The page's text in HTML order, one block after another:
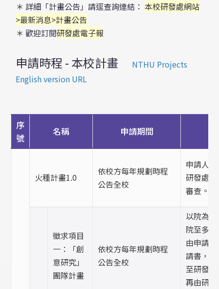
＊ 詳細「計畫公告」請逕查詢連結：本校研發處網站
>最新消息>計畫公告
＊ 歡迎訂閱研發處電子報
申請時程 - 本校計畫
NTHU Projects
English version URL
序
號
名稱 申請期間
火種計畫1.0
依校方每年規劃時程
公告全校
申請人
研發處
審查。
徵求項目
一：「創
意研究」
團隊計畫
依校方每年規劃時程
公告全校
以院為
院至多
由申請
請書，
至研發
再由研